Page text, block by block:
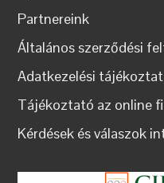
Partnereink
Általános szerződési
Adatkezelési
Tájékoztató az online
Kérdések és válaszok